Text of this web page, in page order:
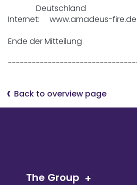
              Deutschland
Internet:     www.amadeus-fire.de
Ende der Mitteilung
Back to overview page
The Group